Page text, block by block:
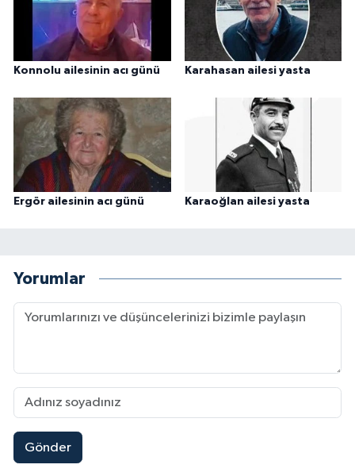
Konnolu ailesinin acı günü Karahasan ailesi yasta
Ergör ailesinin acı günü Karaoğlan ailesi yasta
Yorumlar
Gönder